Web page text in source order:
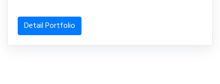
Detail Portfolio